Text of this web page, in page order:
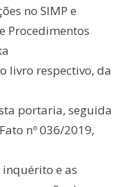
no SIMP e
Procedimentos
livro respectivo, da
portaria, seguida
nº 036/2019,
e as